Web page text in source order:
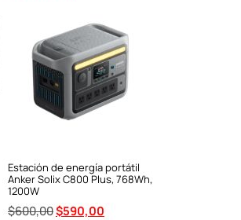
Estación de energía portátil
Anker Solix C800 Plus, 768Wh,
1200W
$600,00$590,00